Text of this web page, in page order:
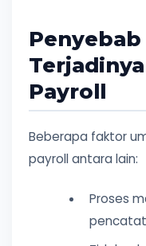
Payroll
Beberapa faktor
payroll antara lain:
Proses